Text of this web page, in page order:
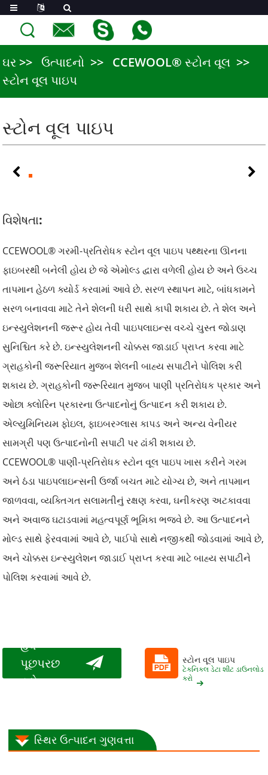
ઘર ઉત્પાદનો
CCEWOOL® સ્ટોન વૂલ
સ્ટોન વૂલ પાઇપ
સ્ટોન વૂલ પાઇપ
વિશેષતા:
CCEWOOL® ગરમી-પ્રતિરોધક સ્ટોન વૂલ પાઇપ પથ્થરના ઊનના
ફાઇબરથી બનેલી હોય છે જે એમોલ્ડ દ્વારા વળેલી હોય છે અને ઉચ્ચ
તાપમાન હેઠળ ક્યોર્ડ કરવામાં આવે છે. સરળ સ્થાપન માટે, બાંધકામને
સરળ બનાવવા માટે તેને શેલની ધરી સાથે કાપી શકાય છે. તે શેલ અને
ઇન્સ્યુલેશનની જરૂર હોય તેવી પાઇપલાઇન્સ વચ્ચે ચુસ્ત જોડાણ
સુનિશ્ચિત કરે છે. ઇન્સ્યુલેશનની ચોક્કસ જાડાઈ પ્રાપ્ત કરવા માટે
ગ્રાહકોની જરૂરિયાત મુજબ શેલની બાહ્ય સપાટીને પોલિશ કરી
શકાય છે. ગ્રાહકોની જરૂરિયાત મુજબ પાણી પ્રતિરોધક પ્રકાર અને
ઓછા ક્લોરિન પ્રકારના ઉત્પાદનોનું ઉત્પાદન કરી શકાય છે.
એલ્યુમિનિયમ ફોઇલ, ફાઇબરગ્લાસ કાપડ અને અન્ય વેનીયર
સામગ્રી પણ ઉત્પાદનોની સપાટી પર ઢાંકી શકાય છે.
CCEWOOL® પાણી-પ્રતિરોધક સ્ટોન વૂલ પાઇપ ખાસ કરીને ગરમ
અને ઠંડા પાઇપલાઇન્સની ઉર્જા બચત માટે યોગ્ય છે, અને તાપમાન
જાળવવા, વ્યક્તિગત સલામતીનું રક્ષણ કરવા, ઘનીકરણ અટકાવવા
અને અવાજ ઘટાડવામાં મહત્વપૂર્ણ ભૂમિકા ભજવે છે. આ ઉત્પાદનને
મોલ્ડ સાથે ફેરવવામાં આવે છે, પાઈપો સાથે નજીકથી જોડવામાં આવે છે,
અને ચોક્કસ ઇન્સ્યુલેશન જાડાઈ પ્રાપ્ત કરવા માટે બાહ્ય સપાટીને
પોલિશ કરવામાં આવે છે.
હવે
પૂછપરછ
કરો
સ્ટોન વૂલ પાઇપ
ટેકનિકલ ડેટા શીટ ડાઉનલોડ
કરો
સ્થિર ઉત્પાદન ગુણવત્તા